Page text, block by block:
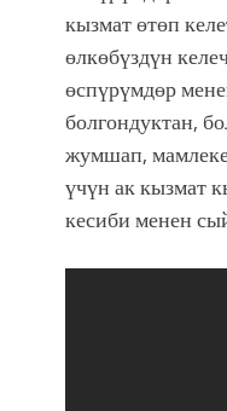
кызмат өтөп
өлкөбүздүн
өспүрүмдөр
болгондуктан,
жумшап,
үчүн ак кызмат
кесиби менен